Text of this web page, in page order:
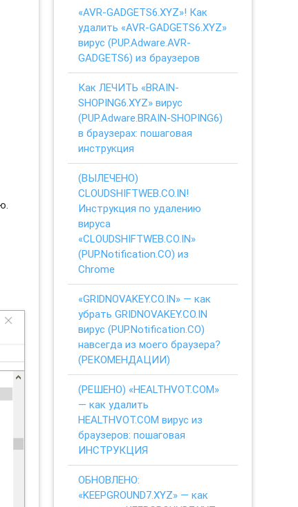
«AVR-GADGETS6.XYZ»! Как
удалить «AVR-GADGETS6.XYZ»
вирус (PUP.Adware.AVR-
GADGETS6) из браузеров
Как ЛЕЧИТЬ «BRAIN-
SHOPING6.XYZ» вирус
(PUP.Adware.BRAIN-SHOPING6)
в браузерах: пошаговая
инструкция
(ВЫЛЕЧЕНО)
CLOUDSHIFTWEB.CO.IN!
Инструкция по удалению
вируса
«CLOUDSHIFTWEB.CO.IN»
(PUP.Notification.CO) из
Chrome
«GRIDNOVAKEY.CO.IN» — как
убрать GRIDNOVAKEY.CO.IN
вирус (PUP.Notification.CO)
навсегда из моего браузера?
(РЕКОМЕНДАЦИИ)
(РЕШЕНО) «HEALTHVOT.COM»
— как удалить
HEALTHVOT.COM вирус из
браузеров: пошаговая
ИНСТРУКЦИЯ
ОБНОВЛЕНО:
«KEEPGROUND7.XYZ» — как